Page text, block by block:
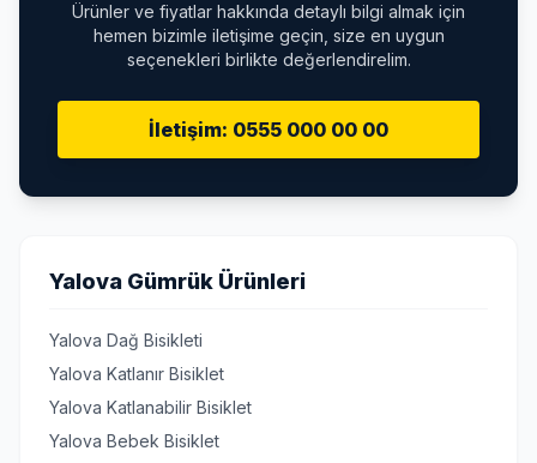
Ürünler ve fiyatlar hakkında detaylı bilgi almak için
hemen bizimle iletişime geçin, size en uygun
seçenekleri birlikte değerlendirelim.
İletişim: 0555 000 00 00
Yalova Gümrük Ürünleri
Yalova Dağ Bisikleti
Yalova Katlanır Bisiklet
Yalova Katlanabilir Bisiklet
Yalova Bebek Bisiklet